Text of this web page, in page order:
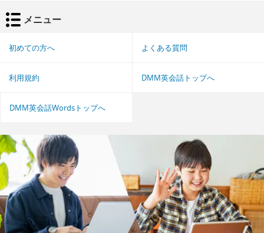
メニュー
初めての方へ よくある質問
利用規約 DMM英会話トップへ
DMM英会話Wordsトップへ